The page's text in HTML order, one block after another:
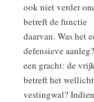
ook niet verder
betreft de functie
daarvan. Was het
defensieve
een gracht: de
betreft het wellicht
vestingwal?